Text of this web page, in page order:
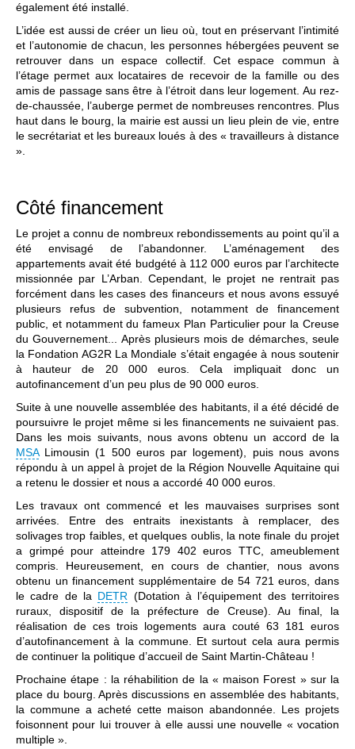
également été installé.
L’idée est aussi de créer un lieu où, tout en préservant l’intimité
et l’autonomie de chacun, les personnes hébergées peuvent se
retrouver dans un espace collectif. Cet espace commun à
l’étage permet aux locataires de recevoir de la famille ou des
amis de passage sans être à l’étroit dans leur logement. Au rez-
de-chaussée, l’auberge permet de nombreuses rencontres. Plus
haut dans le bourg, la mairie est aussi un lieu plein de vie, entre
le secrétariat et les bureaux loués à des « travailleurs à distance
».
Côté financement
Le projet a connu de nombreux rebondissements au point qu’il a
été envisagé de l’abandonner. L’aménagement des
appartements avait été budgété à 112 000 euros par l’architecte
missionnée par L’Arban. Cependant, le projet ne rentrait pas
forcément dans les cases des financeurs et nous avons essuyé
plusieurs refus de subvention, notamment de financement
public, et notamment du fameux Plan Particulier pour la Creuse
du Gouvernement... Après plusieurs mois de démarches, seule
la Fondation AG2R La Mondiale s’était engagée à nous soutenir
à hauteur de 20 000 euros. Cela impliquait donc un
autofinancement d’un peu plus de 90 000 euros.
Suite à une nouvelle assemblée des habitants, il a été décidé de
poursuivre le projet même si les financements ne suivaient pas.
Dans les mois suivants, nous avons obtenu un accord de la
MSALimousin (1 500 euros par logement), puis nous avons
répondu à un appel à projet de la Région Nouvelle Aquitaine qui
a retenu le dossier et nous a accordé 40 000 euros.
Les travaux ont commencé et les mauvaises surprises sont
arrivées. Entre des entraits inexistants à remplacer, des
solivages trop faibles, et quelques oublis, la note finale du projet
a grimpé pour atteindre 179 402 euros TTC, ameublement
compris. Heureusement, en cours de chantier, nous avons
obtenu un financement supplémentaire de 54 721 euros, dans
le cadre de la DETR (Dotation à l’équipement des territoires
ruraux, dispositif de la préfecture de Creuse). Au final, la
réalisation de ces trois logements aura couté 63 181 euros
d’autofinancement à la commune. Et surtout cela aura permis
de continuer la politique d’accueil de Saint Martin-Château !
Prochaine étape : la réhabilition de la « maison Forest » sur la
place du bourg. Après discussions en assemblée des habitants,
la commune a acheté cette maison abandonnée. Les projets
foisonnent pour lui trouver à elle aussi une nouvelle « vocation
multiple ».